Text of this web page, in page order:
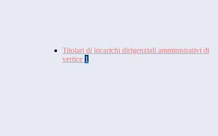
Titolari di incarichi dirigenziali amministrativi di
vertice 1